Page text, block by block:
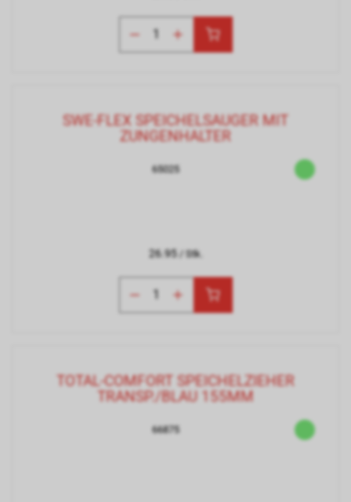
SWE-FLEX SPEICHELSAUGER MIT
ZUNGENHALTER
65025
26.95/ Stk.
TOTAL-COMFORT SPEICHELZIEHER
TRANSP./BLAU 155MM
66875